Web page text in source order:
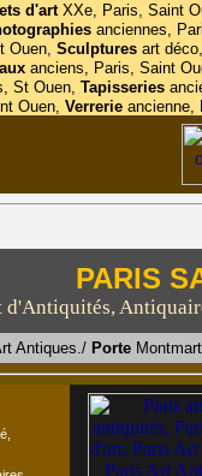
d'art XXe, Paris, Saint
anciennes,
Ouen, Sculptures art
anciens, Paris, Saint
St Ouen, Tapisseries
Ouen, Verrerieancienne,
PARIS
Antiques./ Porte